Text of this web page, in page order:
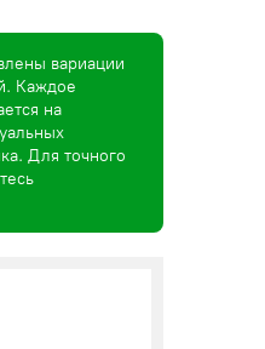
вариации
Каждое
на
Для точного